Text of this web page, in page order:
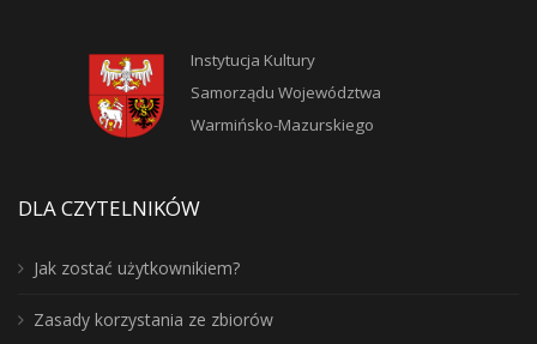
Instytucja Kultury
Samorządu Województwa
Warmińsko-Mazurskiego
DLA CZYTELNIKÓW
Jak zostać użytkownikiem?
Zasady korzystania ze zbiorów